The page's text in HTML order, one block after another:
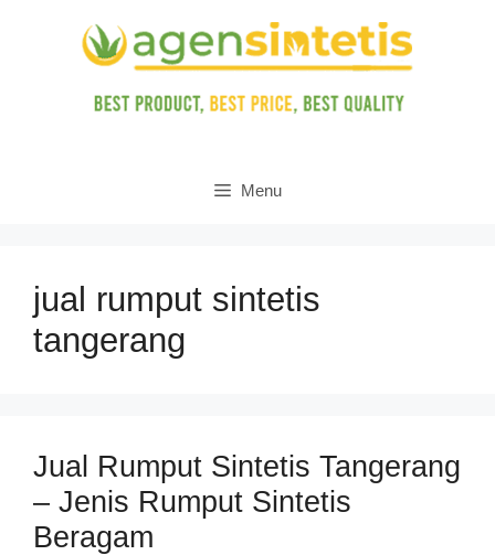
Menu
jual rumput sintetis
tangerang
Jual Rumput Sintetis Tangerang
– Jenis Rumput Sintetis
Beragam